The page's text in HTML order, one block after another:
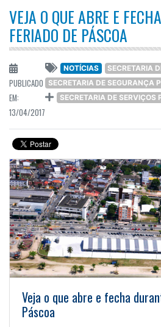
VEJA O QUE ABRE E
FERIADO DE PÁSCOA
PUBLICADO
EM:
13/04/2017
NOTÍCIAS
SECRETARIA
SECRETARIA DE SEGURANÇA
SECRETARIA DE SERVIÇOS
Veja o que abre e fecha
Páscoa